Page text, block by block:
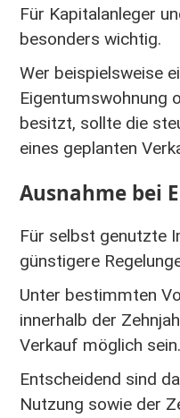
Für Kapitalanleger
besonders wichtig.
Wer beispielsweise
Eigentumswohnung
besitzt, sollte die
eines geplanten
Ausnahme bei
Für selbst genutzte
günstigere
Unter bestimmten
innerhalb der
Verkauf möglich sein.
Entscheidend sind
Nutzung sowie der